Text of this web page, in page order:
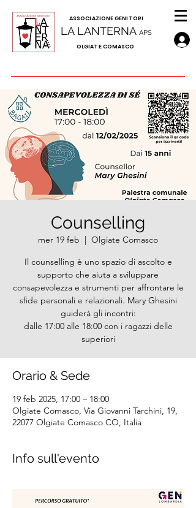
LA LANTERNA APS
ASSOCIAZIONE GENITORI
OLGIATE COMASCO
Counselling
mer 19 feb
  |
Olgiate Comasco
Il counselling è uno spazio di ascolto e
supporto che aiuta a sviluppare
consapevolezza e strumenti per affrontare le
sfide personali e relazionali. Mary Ghesini
guiderà gli incontri:
dalle 17:00 alle 18:00 con i ragazzi delle
superiori
Orario & Sede
19 feb 2025, 17:00 – 18:00
Olgiate Comasco, Via Giovanni Tarchini, 19,
22077 Olgiate Comasco CO, Italia
Info sull'evento